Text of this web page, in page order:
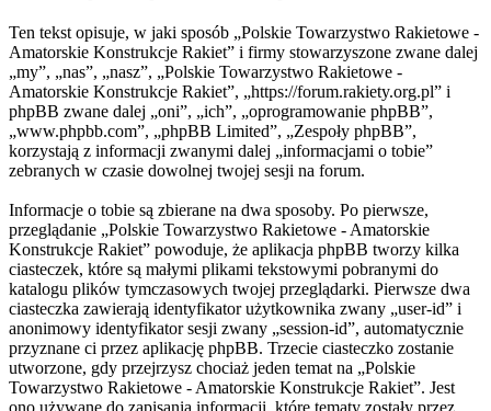
Ten tekst opisuje, w jaki sposób „Polskie Towarzystwo Rakietowe -
Amatorskie Konstrukcje Rakiet” i firmy stowarzyszone zwane dalej
„my”, „nas”, „nasz”, „Polskie Towarzystwo Rakietowe -
Amatorskie Konstrukcje Rakiet”, „https://forum.rakiety.org.pl” i
phpBB zwane dalej „oni”, „ich”, „oprogramowanie phpBB”,
„www.phpbb.com”, „phpBB Limited”, „Zespoły phpBB”,
korzystają z informacji zwanymi dalej „informacjami o tobie”
zebranych w czasie dowolnej twojej sesji na forum.
Informacje o tobie są zbierane na dwa sposoby. Po pierwsze,
przeglądanie „Polskie Towarzystwo Rakietowe - Amatorskie
Konstrukcje Rakiet” powoduje, że aplikacja phpBB tworzy kilka
ciasteczek, które są małymi plikami tekstowymi pobranymi do
katalogu plików tymczasowych twojej przeglądarki. Pierwsze dwa
ciasteczka zawierają identyfikator użytkownika zwany „user-id” i
anonimowy identyfikator sesji zwany „session-id”, automatycznie
przyznane ci przez aplikację phpBB. Trzecie ciasteczko zostanie
utworzone, gdy przejrzysz chociaż jeden temat na „Polskie
Towarzystwo Rakietowe - Amatorskie Konstrukcje Rakiet”. Jest